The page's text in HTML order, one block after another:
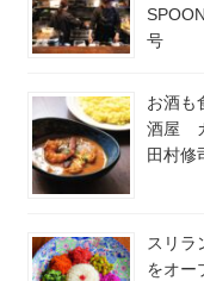
号
お酒も
酒屋
田村
スリラ
をオー